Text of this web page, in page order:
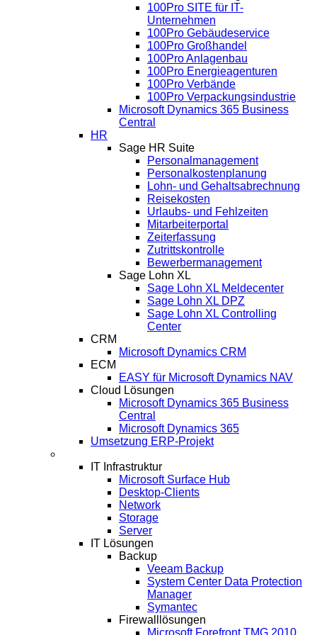
100Pro SITE für IT-
Unternehmen
100Pro Gebäudeservice
100Pro Großhandel
100Pro Anlagenbau
100Pro Energieagenturen
100Pro Verbände
100Pro Verpackungsindustrie
Microsoft Dynamics 365 Business
Central
HR
Sage HR Suite
Personalmanagement
Personalkostenplanung
Lohn- und Gehaltsabrechnung
Reisekosten
Urlaubs- und Fehlzeiten
Mitarbeiterportal
Zeiterfassung
Zutrittskontrolle
Bewerbermanagement
Sage Lohn XL
Sage Lohn XL Meldecenter
Sage Lohn XL DPZ
Sage Lohn XL Controlling
Center
CRM
Microsoft Dynamics CRM
ECM
EASY für Microsoft Dynamics NAV
Cloud Lösungen
Microsoft Dynamics 365 Business
Central
Microsoft Dynamics 365
Umsetzung ERP-Projekt
IT Infrastruktur
Microsoft Surface Hub
Desktop-Clients
Network
Storage
Server
IT Lösungen
Backup
Veeam Backup
System Center Data Protection
Manager
Symantec
Firewalllösungen
Microsoft Forefront TMG 2010